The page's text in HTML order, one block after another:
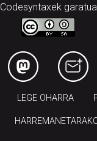
Codesyntaxek garatua
LEGE OHARRA